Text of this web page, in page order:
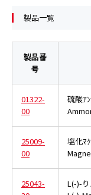
製品一覧
製品番
号
01322-
00
硫酸ｱ
25009-
00
塩化ﾏ
25043-
L(-)-